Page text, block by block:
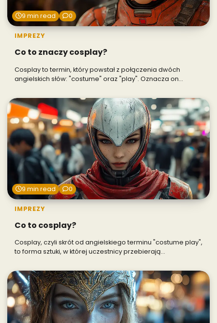
9 min read 0
IMPREZY
Co to znaczy cosplay?
Cosplay to termin, który powstał z połączenia dwóch
angielskich słów: "costume" oraz "play". Oznacza on…
9 min read 0
IMPREZY
Co to cosplay?
Cosplay, czyli skrót od angielskiego terminu "costume play",
to forma sztuki, w której uczestnicy przebierają…